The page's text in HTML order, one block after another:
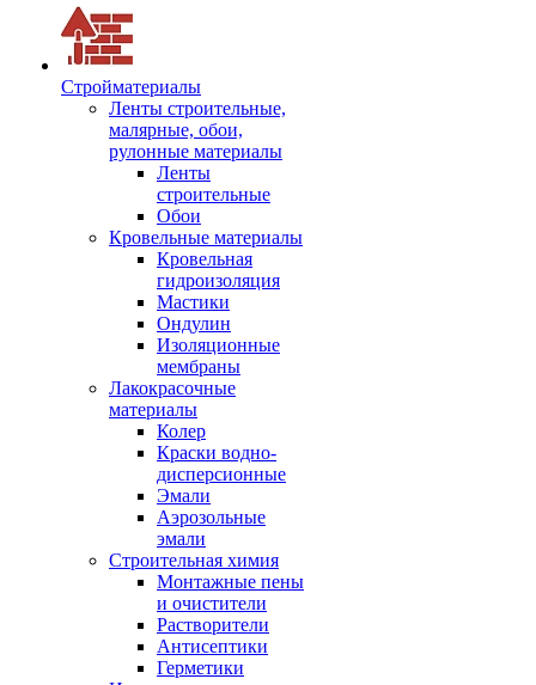
Стройматериалы
Ленты строительные,
малярные, обои,
рулонные материалы
Ленты
строительные
Обои
Кровельные материалы
Кровельная
гидроизоляция
Мастики
Ондулин
Изоляционные
мембраны
Лакокрасочные
материалы
Колер
Краски водно-
дисперсионные
Эмали
Аэрозольные
эмали
Строительная химия
Монтажные пены
и очистители
Растворители
Антисептики
Герметики